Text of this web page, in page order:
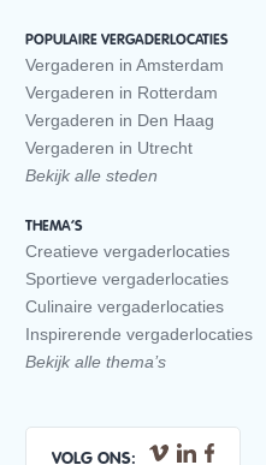
POPULAIRE VERGADERLOCATIES
Vergaderen in Amsterdam
Vergaderen in Rotterdam
Vergaderen in Den Haag
Vergaderen in Utrecht
Bekijk alle steden
THEMA’S
Creatieve vergaderlocaties
Sportieve vergaderlocaties
Culinaire vergaderlocaties
Inspirerende vergaderlocaties
Bekijk alle thema’s
VOLG ONS: